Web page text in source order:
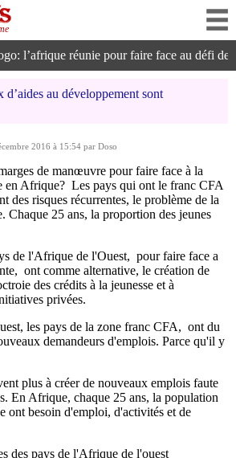
l’afrique réunie pour faire face au défi de
au développement sont
2016 à 15:54 par Doso
de manœuvre pour faire face à la
en Afrique? Les pays qui ont le franc CFA
des risques récurrentes, le problème de la
Chaque 25 ans, la proportion des jeunes
de l'Afrique de l'Ouest, pour faire face a
ont comme alternative, le création de
des crédits à la jeunesse et à
privées.
les pays de la zone franc CFA, ont du
demandeurs d'emplois. Parce qu'il y
plus à créer de nouveaux emplois faute
En Afrique, chaque 25 ans, la population
ont besoin d'emploi, d'activités et de
des pays de l'Afrique de l'ouest